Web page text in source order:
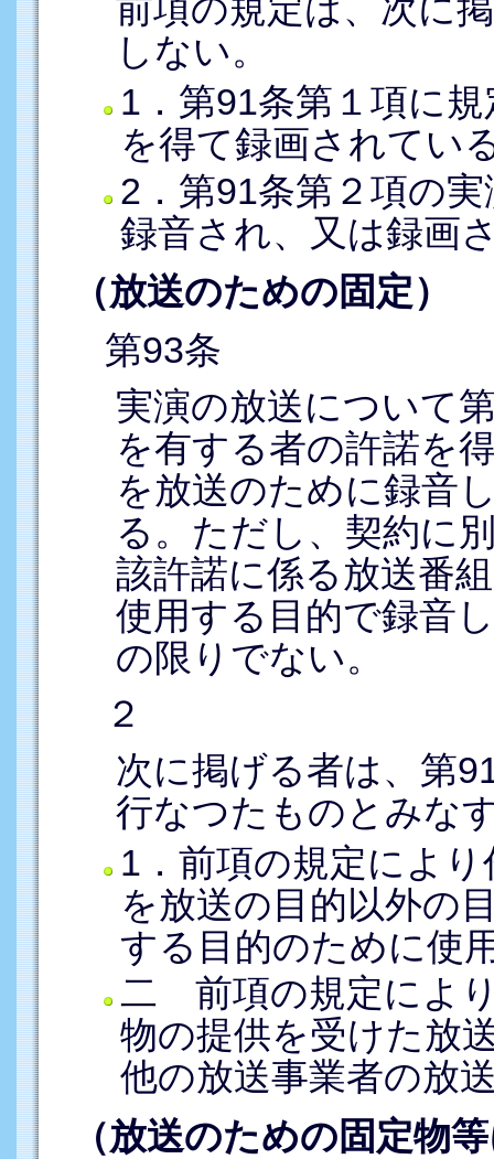
前項の規定は、次に
しない。
1．第91条第１項に
を得て録画されてい
2．第91条第２項の
録音され、又は録画
（放送のための固定）
第93条
実演の放送について
を有する者の許諾を
を放送のために録音
る。ただし、契約に
該許諾に係る放送番
使用する目的で録音
の限りでない。
２
次に掲げる者は、第
行なつたものとみな
1．前項の規定によ
を放送の目的以外の
する目的のために使
二 前項の規定によ
物の提供を受けた放
他の放送事業者の放
（放送のための固定物